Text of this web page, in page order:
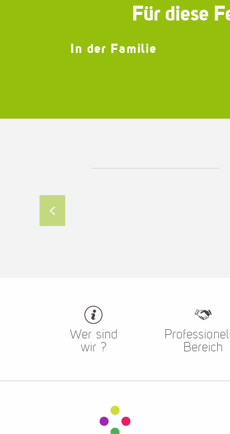
Für diese
In der Familie
Wer sind
wir ?
Bereich